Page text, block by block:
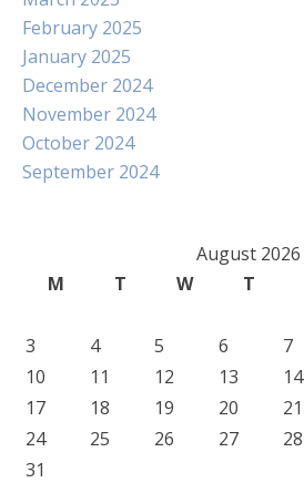
February 2025
January 2025
December 2024
November 2024
October 2024
September 2024
August 2026
M
T W T
3
4 5 6 7
10
11 12 13 14
17
18 19 20 21
24
25 26 27 28
31